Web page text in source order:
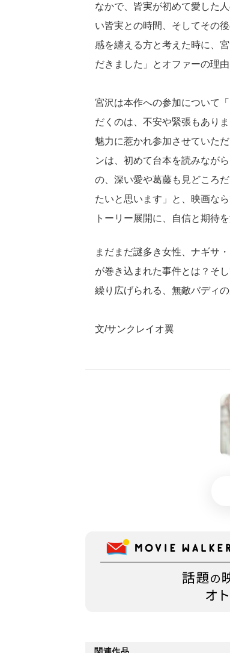
なかで、皆実が初めて愛した
い皆実との時間、そしてその
感を纏える方と考えた時に、
だきました」とオファーの理由
宮沢は本作への参加について
だくのは、不安や緊張もあり
魅力に惹かれ参加させていた
ンは、初めて台本を読みなが
の、深い愛や葛藤も見どころ
たいと思います」と、映画な
トーリー展開に、自信と期待を
まだまだ謎多き女性、ナギサ
が巻き込まれた事件とは？そ
繰り広げられる、無敵バディ
文/サンクレイオ翼
関連作品